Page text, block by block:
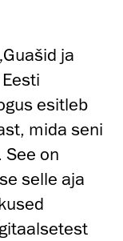
ja
esitleb
mida seni
on
selle aja